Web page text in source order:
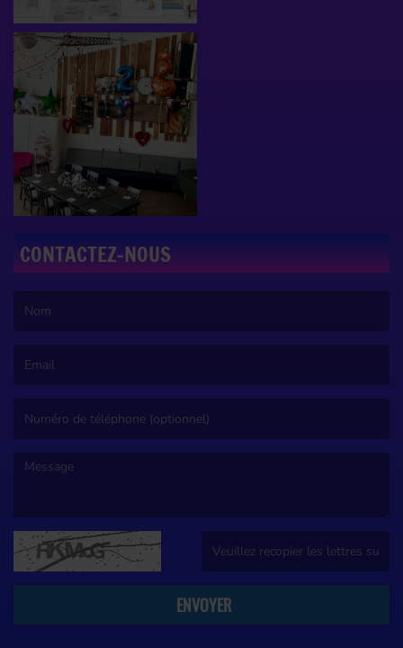
CONTACTEZ-NOUS
ENVOYER